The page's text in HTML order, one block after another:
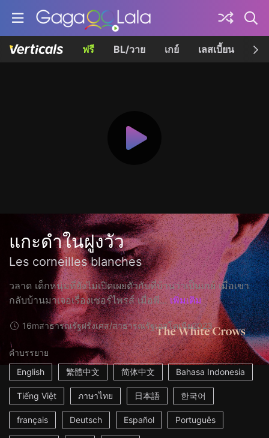
ฟรี BL/วาย เกย์ เลสเบี้ยน เค
แกะดำในฝูงวัว
Les corneilles blanches
วลาด เด็กหนุ่มที่ยังไม่เปิดเผยตัวกับที่บ้านว่าเป็นเกย์ เมื่อเขา
กลับบ้านมาเจอเรื่องเซอร์ไพรส์ เมื่อพี... เพิ่มเติม
16mสาธารณรัฐฝรั่งเศส/สาธารณรัฐเอสโตเนีย2023
คำบรรยาย
English
繁體中文 简体中文 Bahasa Indonesia
Tiếng Việt ภาษาไทย 日本語 한국어
français Deutsch Español Português